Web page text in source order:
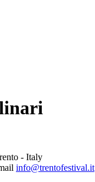
- Italy
info@trentofestival.it